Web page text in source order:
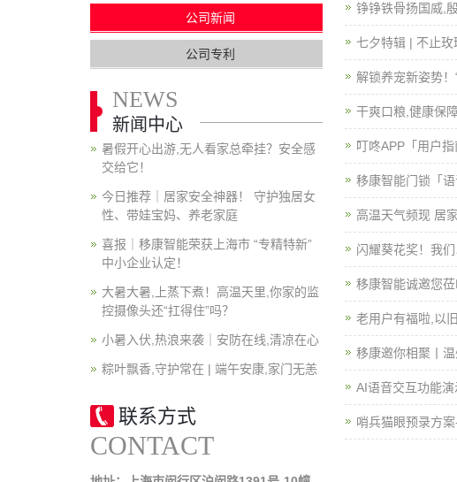
铮铮铁骨扬国威,
七夕特辑 | 不止
解锁养宠新姿势
干爽口粮,健康保
叮咚APP「用户
移康智能门锁「语
高温天气频现 居
闪耀葵花奖！我们
移康智能诚邀您
老用户有福啦,以
移康邀你相聚丨
AI语音交互功能演
哨兵猫眼预录方
公司新闻
公司专利
NEWS
新闻中心
暑假开心出游,无人看家总牵挂？安全感
交给它！
今日推荐｜居家安全神器！ 守护独居女
性、带娃宝妈、养老家庭
喜报｜移康智能荣获上海市 “专精特新”
中小企业认定！
大暑大暑,上蒸下煮！高温天里,你家的监
控摄像头还“扛得住”吗？
小暑入伏,热浪来袭｜安防在线,清凉在心
粽叶飘香,守护常在 | 端午安康,家门无恙
联系方式
CONTACT